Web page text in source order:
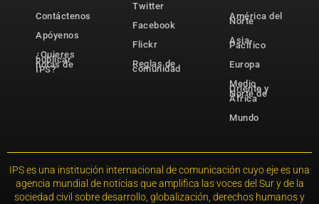
Contáctenos
Apóyenos
¿Quieres
publicar
notas de
IPS?
Twitter
Facebook
Flickr
Reglas de
comunidad
América del
Norte
Asia-
Pacífico
Europa
Medio
Oriente y
Norte de
África
Mundo
IPS es una institución internacional de comunicación cuyo eje es una
agencia mundial de noticias que amplifica las voces del Sur y de la
sociedad civil sobre desarrollo, globalización, derechos humanos y